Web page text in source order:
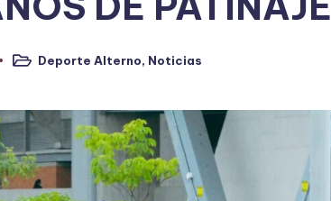
Publicado
Deporte Alterno, Noticias